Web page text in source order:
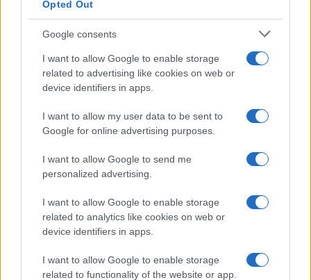
Opted Out
Google consents
I want to allow Google to enable storage
related to advertising like cookies on web or
device identifiers in apps.
I want to allow my user data to be sent to
Google for online advertising purposes.
I want to allow Google to send me
personalized advertising.
I want to allow Google to enable storage
related to analytics like cookies on web or
device identifiers in apps.
I want to allow Google to enable storage
related to functionality of the website or app.
Απαιτείται συνεχής παρακολούθηση στην μετάβαση στα
νέα φαρμακευτικά σκευάσματα, ειδικά των επιπέδων
γλυκόζης στο αίμα.